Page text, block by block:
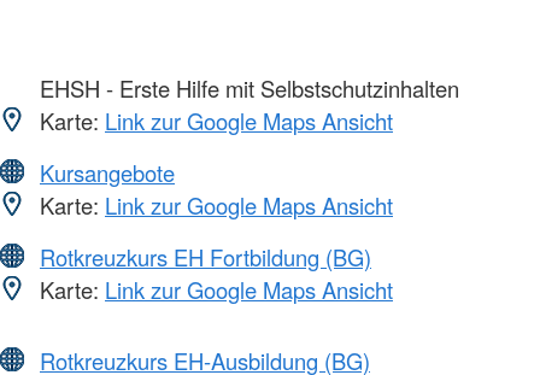
EHSH - Erste Hilfe mit Selbstschutzinhalten
Karte: Link zur Google Maps Ansicht
Kursangebote
Karte: Link zur Google Maps Ansicht
Rotkreuzkurs EH Fortbildung (BG)
Karte: Link zur Google Maps Ansicht
Rotkreuzkurs EH-Ausbildung (BG)